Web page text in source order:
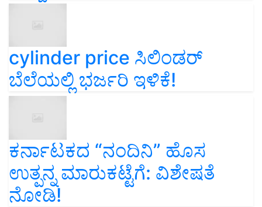
cylinder price ಸಿಲಿಂಡರ್‌
ಬೆಲೆಯಲ್ಲಿ ಭರ್ಜರಿ ಇಳಿಕೆ!
ಕರ್ನಾಟಕದ “ನಂದಿನಿ” ಹೊಸ
ಉತ್ಪನ್ನ ಮಾರುಕಟ್ಟೆಗೆ: ವಿಶೇಷತೆ
ನೋಡಿ!